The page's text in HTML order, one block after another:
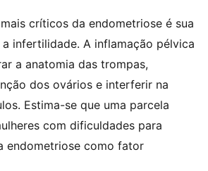
críticos da endometriose é sua
infertilidade. A inflamação pélvica
a anatomia das trompas,
dos ovários e interferir na
Estima-se que uma parcela
com dificuldades para
endometriose como fator